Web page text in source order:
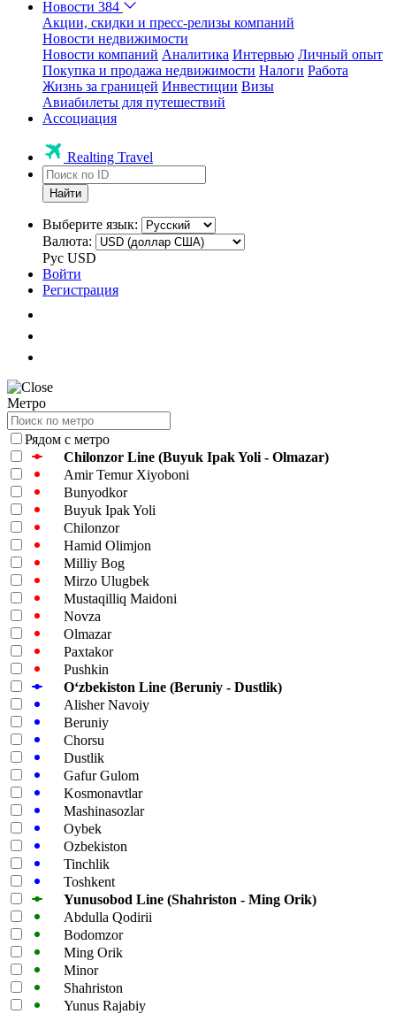
Новости 384
Акции, скидки и пресс-релизы компаний
Новости недвижимости
Новости компаний Аналитика Интервью Личный опыт
Покупка и продажа недвижимости Налоги Работа
Жизнь за границей Инвестиции Визы
Авиабилеты для путешествий
Ассоциация
Realting Travel
Найти
Выберите язык:
Валюта:
Рус USD
Войти
Регистрация
Метро
Рядом с метро
Chilonzor Line (Buyuk Ipak Yoli - Olmazar)
Amir Temur Xiyoboni
Bunyodkor
Buyuk Ipak Yoli
Chilonzor
Hamid Olimjon
Milliy Bog
Mirzo Ulugbek
Mustaqilliq Maidoni
Novza
Olmazar
Paxtakor
Pushkin
Oʻzbekiston Line (Beruniy - Dustlik)
Alisher Navoiy
Beruniy
Chorsu
Dustlik
Gafur Gulom
Kosmonavtlar
Mashinasozlar
Oybek
Ozbekiston
Tinchlik
Toshkent
Yunusobod Line (Shahriston - Ming Orik)
Abdulla Qodirii
Bodomzor
Ming Orik
Minor
Shahriston
Yunus Rajabiy